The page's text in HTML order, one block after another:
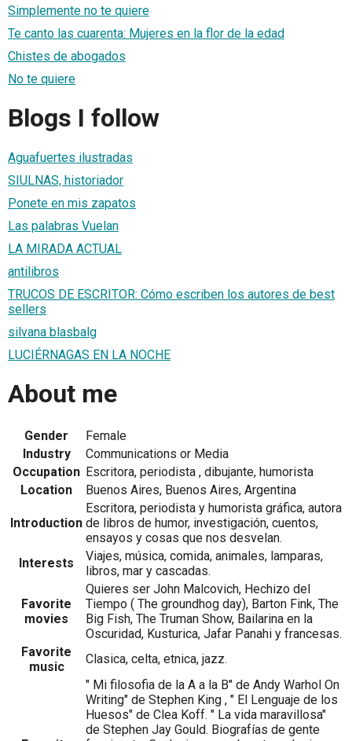
Simplemente no te quiere
Te canto las cuarenta: Mujeres en la flor de la edad
Chistes de abogados
No te quiere
Blogs I follow
Aguafuertes ilustradas
SIULNAS, historiador
Ponete en mis zapatos
Las palabras Vuelan
LA MIRADA ACTUAL
antilibros
TRUCOS DE ESCRITOR: Cómo escriben los autores de best
sellers
silvana blasbalg
LUCIÉRNAGAS EN LA NOCHE
About me
Gender
Female
Industry
Communications or Media
Occupation Escritora, periodista , dibujante, humorista
Location
Buenos Aires, Buenos Aires, Argentina
Introduction
Escritora, periodista y humorista gráfica, autora
de libros de humor, investigación, cuentos,
ensayos y cosas que nos desvelan.
Interests
Viajes, música, comida, animales, lamparas,
libros, mar y cascadas.
Favorite
movies
Quieres ser John Malcovich, Hechizo del
Tiempo ( The groundhog day), Barton Fink, The
Big Fish, The Truman Show, Bailarina en la
Oscuridad, Kusturica, Jafar Panahi y francesas.
Favorite
music
Clasica, celta, etnica, jazz.
" Mi filosofia de la A a la B" de Andy Warhol On
Writing" de Stephen King , " El Lenguaje de los
Huesos" de Clea Koff. " La vida maravillosa"
de Stephen Jay Gould. Biografías de gente